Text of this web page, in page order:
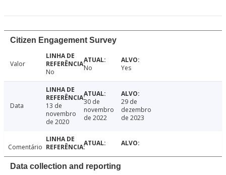
Citizen Engagement Survey
Valor
No
No Yes
Data
13 de
novembro
de 2020
30 de
novembro
de 2022
29 de
dezembro
de 2023
Comentário
Data collection and reporting